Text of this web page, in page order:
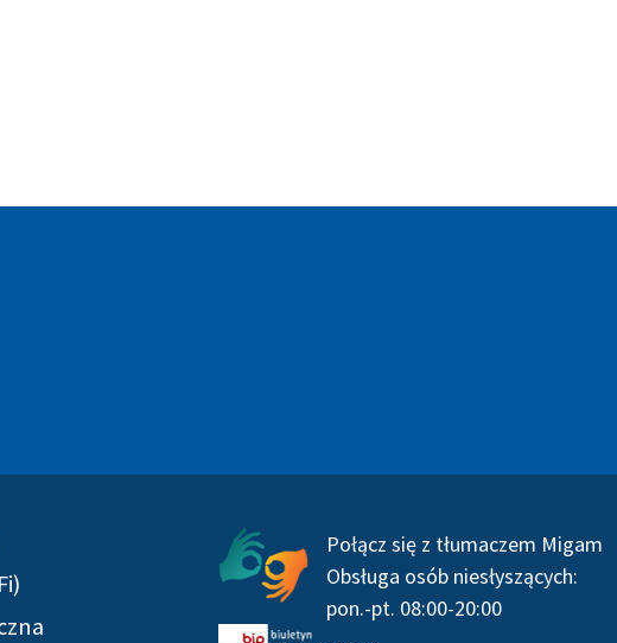
Połącz się z tłumaczem Migam
Obsługa osób niesłyszących:
pon.-pt. 08:00-20:00
Serwisy społecznościowe